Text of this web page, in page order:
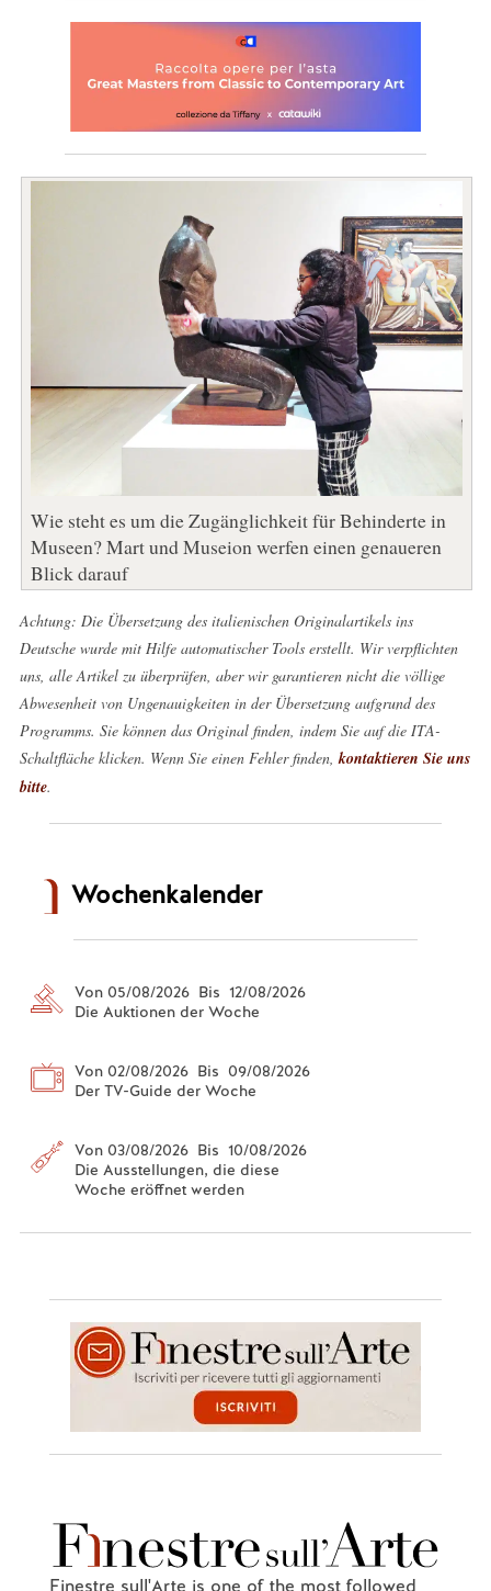
Wie steht es um die Zugänglichkeit für Behinderte in
Museen? Mart und Museion werfen einen genaueren
Blick darauf
Achtung: Die Übersetzung des italienischen Originalartikels ins
Deutsche wurde mit Hilfe automatischer Tools erstellt. Wir verpflichten
uns, alle Artikel zu überprüfen, aber wir garantieren nicht die völlige
Abwesenheit von Ungenauigkeiten in der Übersetzung aufgrund des
Programms. Sie können das Original finden, indem Sie auf die ITA-
Schaltfläche klicken. Wenn Sie einen Fehler finden, kontaktieren Sie uns
bitte.
Wochenkalender
Von 05/08/2026 Bis 12/08/2026
Die Auktionen der Woche
Von 02/08/2026 Bis 09/08/2026
Der TV-Guide der Woche
Von 03/08/2026 Bis 10/08/2026
Die Ausstellungen, die diese
Woche eröffnet werden
Finestre sull'Arte is one of the most followed